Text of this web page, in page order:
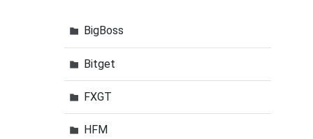
BigBoss
Bitget
FXGT
HFM